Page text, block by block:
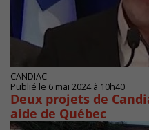
CANDIAC
Publié le 6 mai 2024 à 10h40
Deux projets de
aide de Québec